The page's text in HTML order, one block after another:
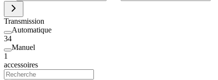
Transmission
Automatique
34
Manuel
1
accessoires